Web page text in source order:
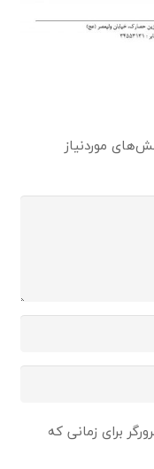
موردنیاز
برای زمانی که